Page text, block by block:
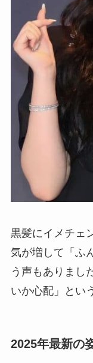
黒髪にイメチェ
気が増して「ふ
う声もありまし
いか心配」とい
2025年最新の